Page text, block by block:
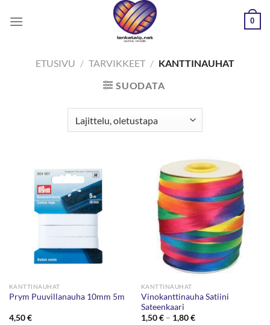
0
ETUSIVU / TARVIKKEET / KANTTINAUHAT
SUODATA
KANTTINAUHAT
Prym Puuvillanauha 10mm 5m
4,50€
KANTTINAUHAT
Vinokanttinauha Satiini
Sateenkaari
1,50€ – 1,80€Hintaluokka: